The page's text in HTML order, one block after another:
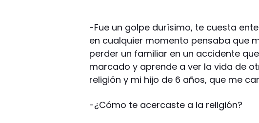
-Fue un golpe durísimo, te cuesta
en cualquier momento pensaba que
perder un familiar en un accidente
marcado y aprende a ver la vida de
religión y mi hijo de 6 años, que me
-¿Cómo te acercaste a la religión?